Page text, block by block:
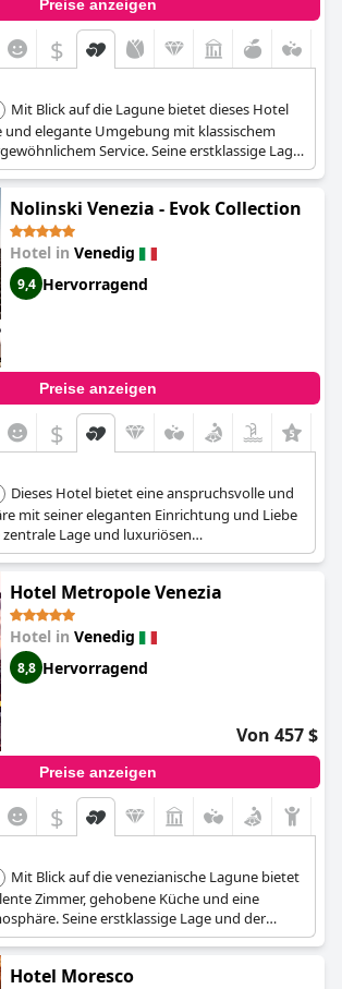
Preise anzeigen
$
Mit Blick auf die Lagune bietet dieses Hotel
und elegante Umgebung mit klassischem
Service. Seine erstklassige Lage
Speisemöglichkeiten machen es zu einer
romantischen Kurzurlaub in Venedig.
Nolinski Venezia - Evok Collection
Hotel in Venedig
9,4 Hervorragend
Preise anzeigen
$
Dieses Hotel bietet eine anspruchsvolle und
mit seiner eleganten Einrichtung und Liebe
zentrale Lage und luxuriösen
machen es zur perfekten Wahl für Paare, die
Kurzurlaub in Venedig suchen.
Hotel Metropole Venezia
Hotel in Venedig
8,8 Hervorragend
Von 457 $
Preise anzeigen
$
Mit Blick auf die venezianische Lagune bietet
Zimmer, gehobene Küche und eine
Seine erstklassige Lage und der
Service machen es ideal für einen
Hotel Moresco